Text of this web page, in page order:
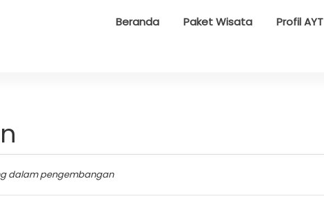
Beranda Paket Wisata Profil AYT
dalam pengembangan